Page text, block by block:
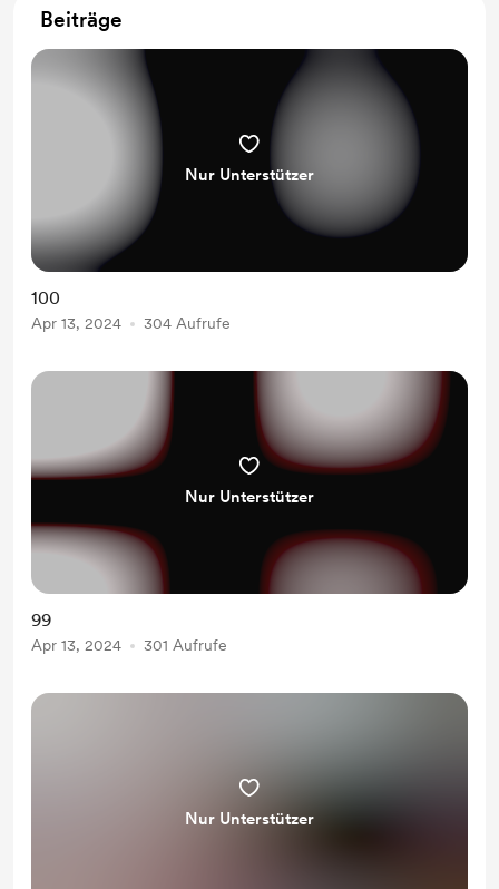
Beiträge
Nur Unterstützer
100
Apr 13, 2024 304 Aufrufe
Nur Unterstützer
99
Apr 13, 2024 301 Aufrufe
Nur Unterstützer